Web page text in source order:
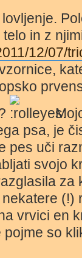
in z
12/07/
psa, je
pes uči
svojo
za
(!)
vrvici en
so